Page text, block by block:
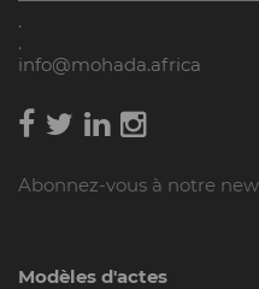
.
.
info@mohada.africa
Abonnez-vous à notre
Modèles d'actes